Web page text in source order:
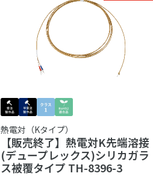
熱電対（Kタイプ）
【販売終了】熱電対K先端溶接
(デュープレックス)シリカガラ
ス被覆タイプ TH-8396-3